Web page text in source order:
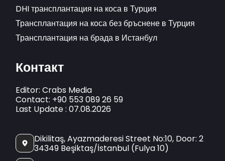
DHI трансплантация на коса в Турция
Трансплантация на коса без бръснене в Турция
Трансплантация на брада в Истанбул
Контакт
Editor: Crabs Media
Contact: +90 553 089 26 59
Last Update : 07.08.2026
Dikilitaş, Ayazmaderesi Street No:10, Door: 2
34349 Beşiktaş/İstanbul (Fulya 10)